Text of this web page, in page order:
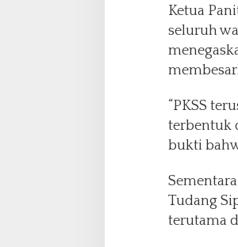
Ketua
seluruh
“PKSS
terbentuk
bukti
Tudang
terutama